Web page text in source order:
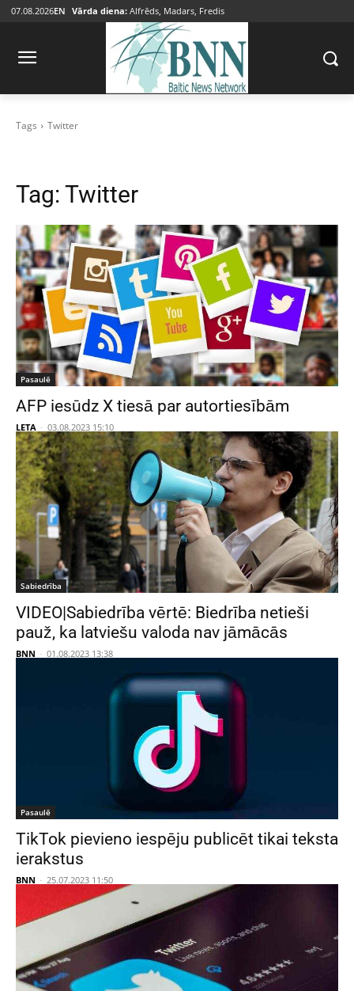
07.08.2026EN Vārda diena: Alfrēds, Madars, Fredis
Tags Twitter
Tag: Twitter
Pasaulē
AFP iesūdz X tiesā par autortiesībām
LETA - 03.08.2023 15:10
Sabiedrība
VIDEO|Sabiedrība vērtē: Biedrība netieši
pauž, ka latviešu valoda nav jāmācās
BNN - 01.08.2023 13:38
Pasaulē
TikTok pievieno iespēju publicēt tikai teksta
ierakstus
BNN - 25.07.2023 11:50